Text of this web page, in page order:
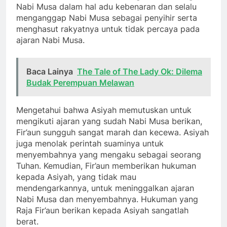
Nabi Musa dalam hal adu kebenaran dan selalu
menganggap Nabi Musa sebagai penyihir serta
menghasut rakyatnya untuk tidak percaya pada
ajaran Nabi Musa.
Baca Lainya The Tale of The Lady Ok: Dilema
Budak Perempuan Melawan
Mengetahui bahwa Asiyah memutuskan untuk
mengikuti ajaran yang sudah Nabi Musa berikan,
Fir’aun sungguh sangat marah dan kecewa. Asiyah
juga menolak perintah suaminya untuk
menyembahnya yang mengaku sebagai seorang
Tuhan. Kemudian, Fir’aun memberikan hukuman
kepada Asiyah, yang tidak mau
mendengarkannya, untuk meninggalkan ajaran
Nabi Musa dan menyembahnya. Hukuman yang
Raja Fir’aun berikan kepada Asiyah sangatlah
berat.